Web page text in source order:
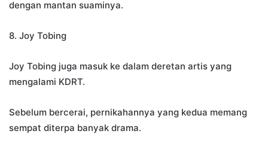
dengan mantan suaminya.
8. Joy Tobing
Joy Tobing juga masuk ke dalam deretan artis yang
mengalami KDRT.
Sebelum bercerai, pernikahannya yang kedua memang
sempat diterpa banyak drama.